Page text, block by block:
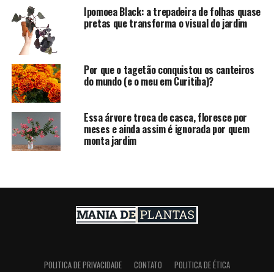
Ipomoea Black: a trepadeira de folhas quase
pretas que transforma o visual do jardim
Por que o tagetão conquistou os canteiros
do mundo (e o meu em Curitiba)?
Essa árvore troca de casca, floresce por
meses e ainda assim é ignorada por quem
monta jardim
POLITICA DE PRIVACIDADE CONTATO POLITICA DE ÉTICA